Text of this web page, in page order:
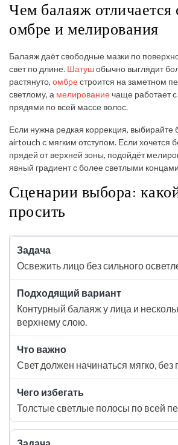
Чем балаяж
омбре и мелирования
Балаяж даёт свободные мазки по
свет по длине. Шатушобычно выглядит
растянуто, омбрестроится на заметном
светлому, а мелированиечаще работает
прядями по всей массе волос.
Если нужна редкая коррекция,
airtouch с мягким отступом. Если хочется
прядей от верхней зоны, подойдёт
явный градиент с более светлыми
Сценарии выбора:
просить
Освежить лицо без сильного
Контурный балаяж у лица и
верхнему слою.
Свет должен начинаться мягко, без
Толстые светлые полосы по всей